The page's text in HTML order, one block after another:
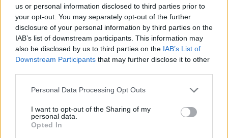
us or personal information disclosed to third parties prior to
your opt-out. You may separately opt-out of the further
disclosure of your personal information by third parties on the
IAB’s list of downstream participants. This information may
also be disclosed by us to third parties on the IAB’s List of
Downstream Participants that may further disclose it to other
Personal Data Processing Opt Outs
I want to opt-out of the Sharing of my
personal data.
Opted In
Lorenzo Fiorillo, Direttore Technology, R&D & Digital di Eni ha
commentato: “L’innovazione e il costante miglioramento delle
tecnologie sono fondamentali per mantenere e rafforzare non solo la
leadership di Eni nella transizione energetica ma anche per favorire lo
sviluppo di metodologie computazionali per la decarbonizzazione.
programmazione al fine di promuovere con un approccio innovativo
competitività tecnologica”.